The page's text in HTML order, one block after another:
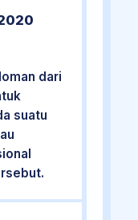
dari
suatu